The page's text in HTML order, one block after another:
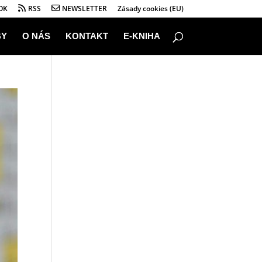
RSS NEWSLETTER Zásady cookies (EU)
O NÁS KONTAKT E-KNIHA